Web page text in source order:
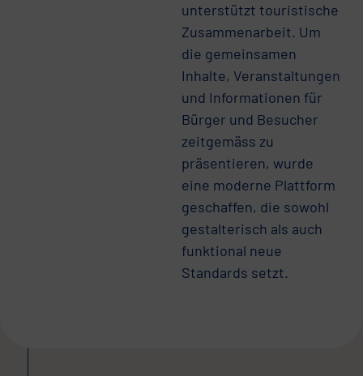
unterstützt touristische
Zusammenarbeit. Um
die gemeinsamen
Inhalte, Veranstaltungen
und Informationen für
Bürger und Besucher
zeitgemäss zu
präsentieren, wurde
eine moderne Plattform
geschaffen, die sowohl
gestalterisch als auch
funktional neue
Standards setzt.